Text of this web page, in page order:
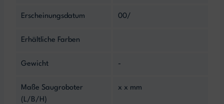
Erscheinungsdatum 00/
Erhältliche Farben
Gewicht -
Maße Saugroboter
(L/B/H)
x x mm